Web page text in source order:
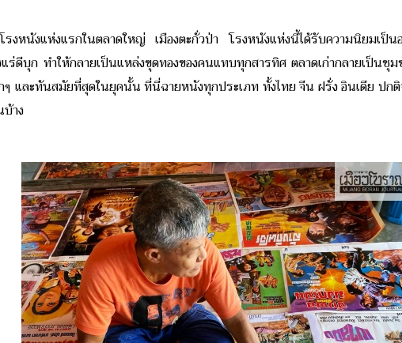
งหนังแห่งแรกในตลาดใหญ่ เมืองตะกั่วป่า โรงหนังแห่งนี้ได้รับความนิยมเป็
ร่ดีบุก ทำให้กลายเป็นแหล่งขุดทองของคนแทบทุกสารทิศ​ ตลาดเก่ากลายเป็น
และทันสมัยที่สุดในยุคนั้น ที่นี่ฉายหนังทุกประเภท​ ทั้งไทย​ จีน​ ฝรั่ง​ อินเดีย​ ปกติ
าง​